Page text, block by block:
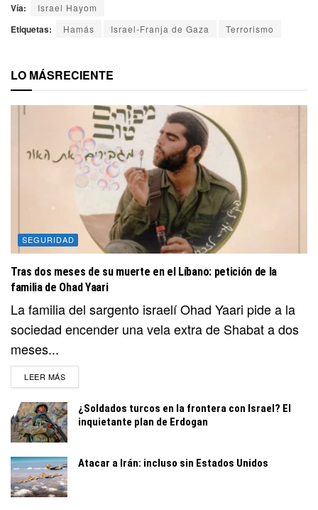
Vía: Israel Hayom
Etiquetas: Hamás Israel-Franja de Gaza Terrorismo
LO MÁSRECIENTE
SEGURIDAD
Tras dos meses de su muerte en el Líbano: petición de la
familia de Ohad Yaari
La familia del sargento israelí Ohad Yaari pide a la
sociedad encender una vela extra de Shabat a dos
meses...
LEER MÁSDETAILS
¿Soldados turcos en la frontera con Israel? El
inquietante plan de Erdogan
Atacar a Irán: incluso sin Estados Unidos